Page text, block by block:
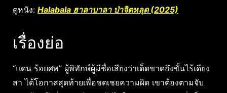
ดูหนัง: Halabala ฮาลาบาลา ป่าจิตหลุด (2025)
เรื่องย่อ
“แดน ร้อยศพ” ผู้พิทักษ์ผู้มีชื่อเสียงว่าเด็ดขาดถึงขั้นไร้เดียง
สา ได้โอกาสสุดท้ายเพื่อชดเชยความผิด เขาต้องตามจับ